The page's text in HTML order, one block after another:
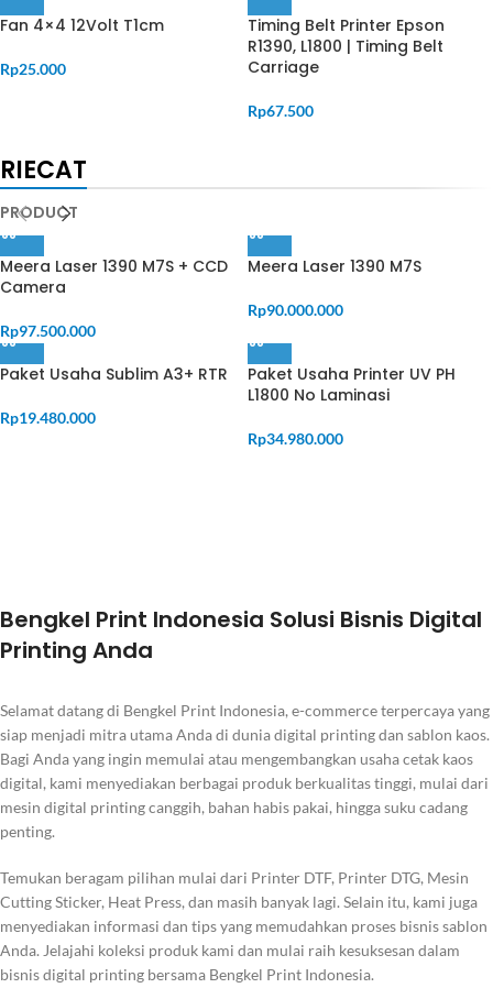
Fan 4×4 12Volt T1cm
Rp25.000
Timing Belt Printer Epson
R1390, L1800 | Timing Belt
Carriage
Rp67.500
RIECAT
PRODUCT
Meera Laser 1390 M7S + CCD
Camera
Rp97.500.000
Meera Laser 1390 M7S
Rp90.000.000
Paket Usaha Sublim A3+ RTR
Rp19.480.000
Paket Usaha Printer UV PH
L1800 No Laminasi
Rp34.980.000
Bengkel Print Indonesia Solusi Bisnis Digital
Printing Anda
Selamat datang di Bengkel Print Indonesia, e-commerce terpercaya yang
siap menjadi mitra utama Anda di dunia digital printing dan sablon kaos.
Bagi Anda yang ingin memulai atau mengembangkan usaha cetak kaos
digital, kami menyediakan berbagai produk berkualitas tinggi, mulai dari
mesin digital printingcanggih, bahan habis pakai, hingga suku cadang
penting.
Temukan beragam pilihan mulai dari Printer DTF, Printer DTG, Mesin
Cutting Sticker, Heat Press, dan masih banyak lagi. Selain itu, kami juga
menyediakan informasi dan tips yang memudahkan proses bisnis sablon
Anda. Jelajahi koleksi produk kami dan mulai raih kesuksesan dalam
bisnis digital printing bersama Bengkel Print Indonesia.